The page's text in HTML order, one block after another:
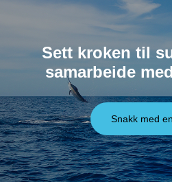
Sett kroken til
samarbeide
Snakk med